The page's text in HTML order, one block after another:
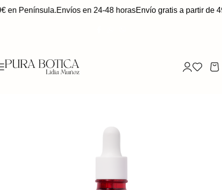
en Península.Envíos en 24-48 horasEnvío gratis a partir de